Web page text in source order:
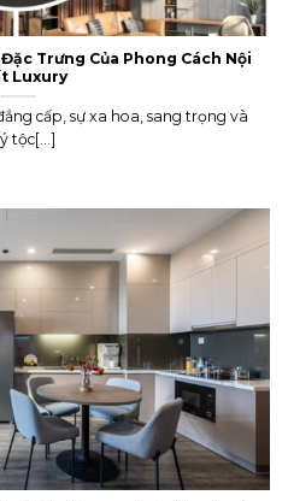
Trưng Của Phong Cách Nội
Luxury
cấp, sự xa hoa, sang trọng và
tộc[...]